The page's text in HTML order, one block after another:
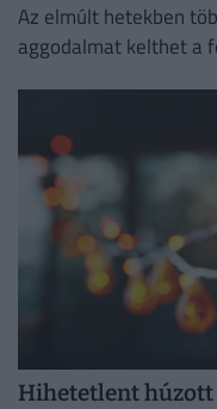
Az elmúlt hetekben
aggodalmat kelthet a
Hihetetlent